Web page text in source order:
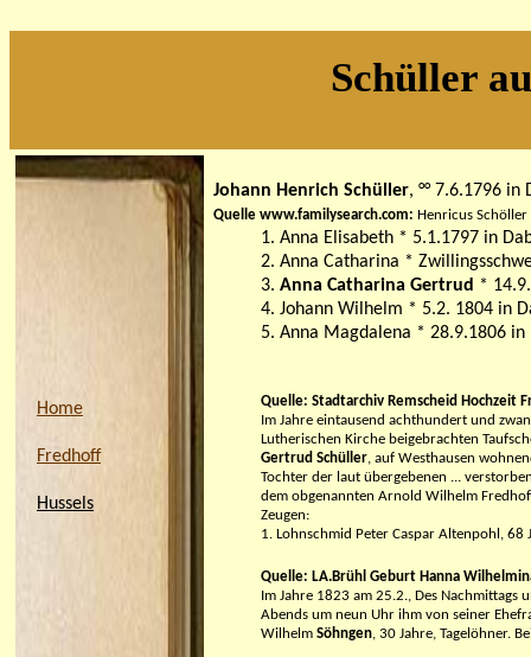
Schüller
Johann Henrich Schüller, °° 7.6.1796
Quelle www.familysearch.com: Henricus Schöller
1. Anna Elisabeth * 5.1.1797 in
2. Anna Catharina *
3. Anna Catharina Gertrud *
4. Johann Wilhelm * 5.2. 1804 in
5. Anna Magdalena * 28.9.1806 in
Quelle: Stadtarchiv Remscheid Hochzeit
Im Jahre eintausend achthundert und
Lutherischen Kirche beigebrachten
Gertrud Schüller, auf Westhausen
Tochter der laut übergebenen ...
dem obgenannten Arnold Wilhelm
Zeugen:
1. Lohnschmid Peter Caspar Altenpohl,
Quelle: LA.Brühl Geburt Hanna
Im Jahre 1823 am 25.2., Des
Abends um neun Uhr ihm von seiner
Wilhelm Söhngen, 30 Jahre, Tagelöhner.
Home
Fredhoff
Hussels